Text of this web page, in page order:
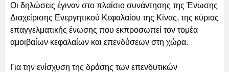
Οι δηλώσεις έγιναν στο πλαίσιο συνάντησης της Ένωσης
Διαχείρισης Ενεργητικού Κεφαλαίου της Κίνας, της κύριας
επαγγελματικής ένωσης που εκπροσωπεί τον τομέα
αμοιβαίων κεφαλαίων και επενδύσεων στη χώρα.
Για την ενίσχυση της δράσης των επενδυτικών